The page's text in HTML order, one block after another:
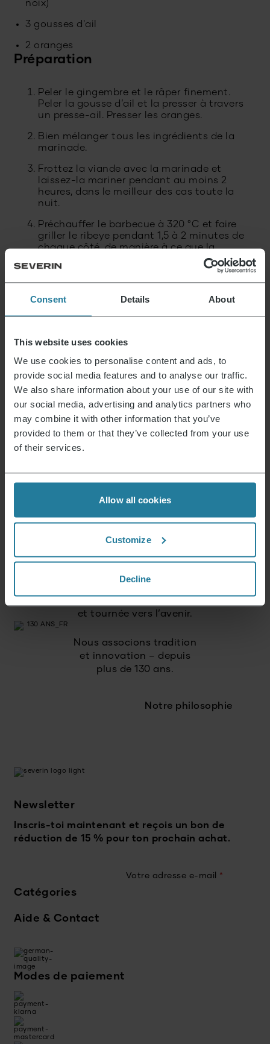
Consent Details About
This website uses cookies
We use cookies to personalise content and ads, to
provide social media features and to analyse our traffic.
We also share information about your use of our site with
our social media, advertising and analytics partners who
may combine it with other information that you’ve
provided to them or that they’ve collected from your use
of their services.
Allow all cookies
Customize
Decline
noix)
3 gousses d'ail
2 oranges
Préparation
Peler le gingembre et le râper finement.
Peler la gousse d’ail et la presser à travers
un presse-ail. Presser les oranges.
Bien mélanger tous les ingrédients de la
marinade.
Frottez la viande avec la marinade et
laissez-la mariner pendant au moins 2
heures, dans le meilleur des cas toute la
nuit.
Préchauffer le barbecue à 320 °C et faire
griller le ribeye pendant 1,5 à 2 minutes de
chaque côté, de manière à ce que la
marinade ne brûle pas. Laisser reposer
passivement pendant 5 minutes
supplémentaires, retirer du barbecue et
garnir d’huile de sésame.
Premium pour tous.
Pas un luxe pour quelques-uns, mais un style de
standards de qualité allemands.
une qualité élevée
et des produits durables.
et tournée vers l’avenir.
Nous associons tradition
et innovation – depuis
plus de 130 ans.
Notre philosophie
Newsletter
Inscris-toi maintenant et reçois un bon de
réduction de 15 % pour ton prochain achat.
Votre adresse e-mail *
Catégories
Aide & Contact
Modes de paiement